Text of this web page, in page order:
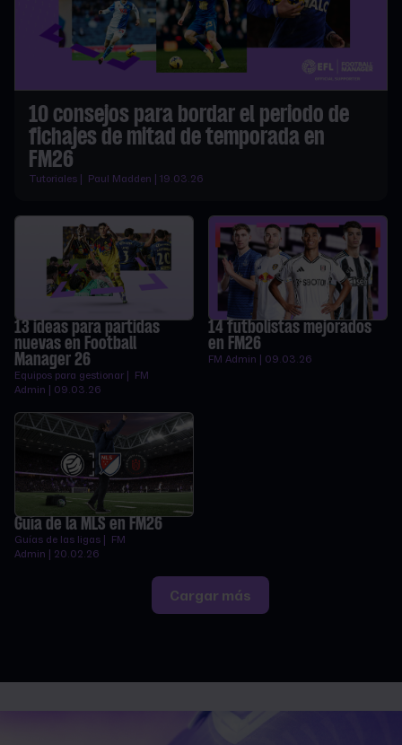
10 consejos para bordar el periodo de
fichajes de mitad de temporada en
FM26
Tutoriales | Paul Madden | 19.03.26
13 ideas para partidas
nuevas en Football
Manager 26
Equipos para gestionar | FM
Admin | 09.03.26
14 futbolistas mejorados
en FM26
FM Admin | 09.03.26
Guía de la MLS en FM26
Guías de las ligas | FM
Admin | 20.02.26
Cargar más